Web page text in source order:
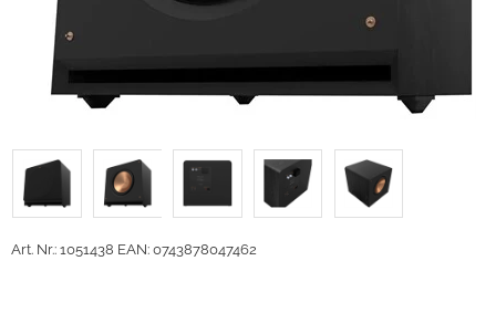
Art. Nr.: 1051438 EAN: 0743878047462